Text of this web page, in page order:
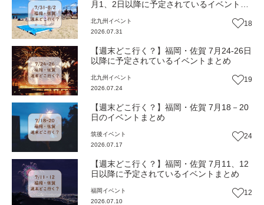
月1、2日以降に予定されているイベントま
北九州 イベント
2026.07.31
18
【週末どこ行く？】福岡・佐賀 7月24-26日
以降に予定されているイベントまとめ
北九州 イベント
2026.07.24
19
【週末どこ行く？】福岡・佐賀 7月18－20
日のイベントまとめ
筑後イベント
2026.07.17
24
【週末どこ行く？】福岡・佐賀 7月11、12
日以降に予定されているイベントまとめ
福岡 イベント
2026.07.10
12